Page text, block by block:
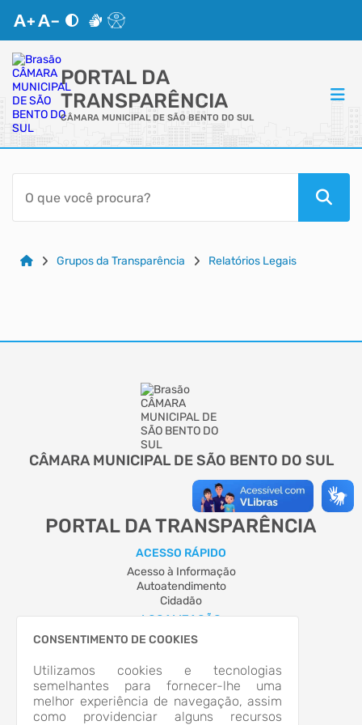
PORTAL DA
TRANSPARÊNCIA
CÂMARA MUNICIPAL DE SÃO BENTO DO SUL
ACESSO RÁPIDO
Acessibilidade
Cidadão
Mapa do Site
Grupos da Transparência Relatórios Legais
CONSENTIMENTO DE COOKIES
Utilizamos cookies e tecnologias
semelhantes para fornecer-lhe uma
melhor experiência de navegação, assim
como providenciar alguns recursos
CÂMARA MUNICIPAL DE SÃO BENTO DO SUL
PORTAL DA TRANSPARÊNCIA
ACESSO RÁPIDO
Acesso à Informação
Autoatendimento
Cidadão
LOCALIZAÇÃO
RUA VIGANDO KOCK, Nº 69, CENTRO
CEP: 89.280-367
Abrir no Mapa
CONTATOS
(47) 3633-4446